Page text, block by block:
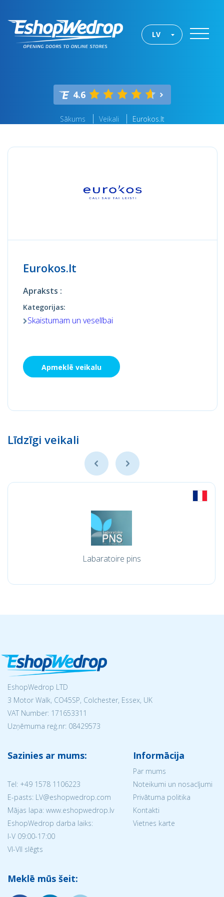
LV
4.6
Sākums Veikali Eurokos.lt
Eurokos.lt
Apraksts :
Kategorijas:
Skaistumam un veselībai
Apmeklē veikalu
Līdzīgi veikali
Labaratoire pins
EshopWedrop LTD
3 Motor Walk, CO45SP, Colchester, Essex, UK
VAT Number: 171653311
Uzņēmuma reģ.nr: 08429573
Sazinies ar mums:
Tel: +49 1578 1106223
E-pasts: LV@eshopwedrop.com
Mājas lapa: www.eshopwedrop.lv
EshopWedrop darba laiks:
I-V 09:00-17:00
VI-VII slēgts
Informācija
Par mums
Noteikumi un nosacījumi
Privātuma politika
Kontakti
Vietnes karte
Meklē mūs šeit: